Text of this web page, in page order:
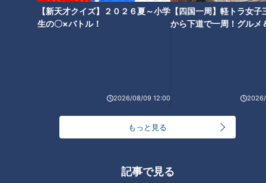
【新天才クイズ】２０２６夏～小学
生の〇×バトル！
2026/08/09 12:00
【四国一周】軽トラ女子
から下道で一周！グルメ
もっと見る
記事で見る
道との遭遇
番組サイト